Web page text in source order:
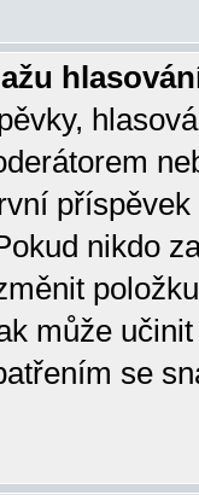
nikdo
může
se